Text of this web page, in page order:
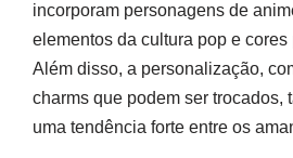
incorporam personagens de
elementos da cultura pop e cores
Além disso, a personalização,
charms que podem ser trocados,
uma tendência forte entre os